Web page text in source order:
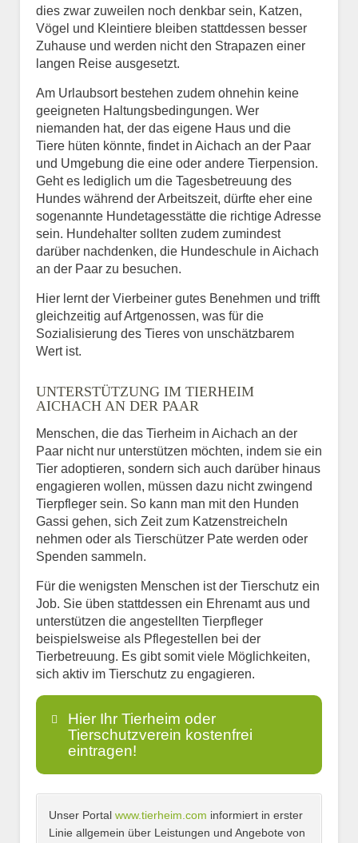
dies zwar zuweilen noch denkbar sein, Katzen,
Vögel und Kleintiere bleiben stattdessen besser
Zuhause und werden nicht den Strapazen einer
langen Reise ausgesetzt.
Am Urlaubsort bestehen zudem ohnehin keine
geeigneten Haltungsbedingungen. Wer
niemanden hat, der das eigene Haus und die
Tiere hüten könnte, findet in Aichach an der Paar
und Umgebung die eine oder andere Tierpension.
Geht es lediglich um die Tagesbetreuung des
Hundes während der Arbeitszeit, dürfte eher eine
sogenannte Hundetagesstätte die richtige Adresse
sein. Hundehalter sollten zudem zumindest
darüber nachdenken, die Hundeschule in Aichach
an der Paar zu besuchen.
Hier lernt der Vierbeiner gutes Benehmen und trifft
gleichzeitig auf Artgenossen, was für die
Sozialisierung des Tieres von unschätzbarem
Wert ist.
UNTERSTÜTZUNG IM TIERHEIM
AICHACH AN DER PAAR
Menschen, die das Tierheim in Aichach an der
Paar nicht nur unterstützen möchten, indem sie ein
Tier adoptieren, sondern sich auch darüber hinaus
engagieren wollen, müssen dazu nicht zwingend
Tierpfleger sein. So kann man mit den Hunden
Gassi gehen, sich Zeit zum Katzenstreicheln
nehmen oder als Tierschützer Pate werden oder
Spenden sammeln.
Für die wenigsten Menschen ist der Tierschutz ein
Job. Sie üben stattdessen ein Ehrenamt aus und
unterstützen die angestellten Tierpfleger
beispielsweise als Pflegestellen bei der
Tierbetreuung. Es gibt somit viele Möglichkeiten,
sich aktiv im Tierschutz zu engagieren.
Hier Ihr Tierheim oder
Tierschutzverein kostenfrei
eintragen!
Name*
Unser Portal www.tierheim.com informiert in erster
Linie allgemein über Leistungen und Angebote von